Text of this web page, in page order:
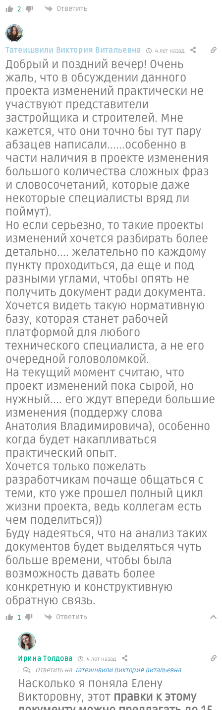
2 Ответить
Татеишвили Виктория Витальевна 4 лет назад
Добрый и поздний вечер! Очень
жаль, что в обсуждении данного
проекта изменений практически не
участвуют представители
застройщика и строителей. Мне
кажется, что они точно бы тут пару
абзацев написали......особенно в
части наличия в проекте изменения
большого количества сложных фраз
и словосочетаний, которые даже
некоторые специалисты вряд ли
поймут).
Но если серьезно, то такие проекты
изменений хочется разбирать более
детально.... желательно по каждому
пункту проходиться, да еще и под
разными углами, чтобы опять не
получить документ ради документа.
Хочется видеть такую нормативную
базу, которая станет рабочей
платформой для любого
технического специалиста, а не его
очередной головоломкой.
На текущий момент считаю, что
проект изменений пока сырой, но
нужный.... его ждут впереди большие
изменения (поддержу слова
Анатолия Владимировича), особенно
когда будет накапливаться
практический опыт.
Хочется только пожелать
разработчикам почаще общаться с
теми, кто уже прошел полный цикл
жизни проекта, ведь коллегам есть
чем поделиться))
Буду надеяться, что на анализ таких
документов будет выделяться чуть
больше времени, чтобы была
возможность давать более
конкретную и конструктивную
обратную связь.
1 Ответить
Ирина Толдова 4 лет назад
Ответить на Татеишвили Виктория Витальевна
Насколько я поняла Елену
Викторовну, этот правки к этому